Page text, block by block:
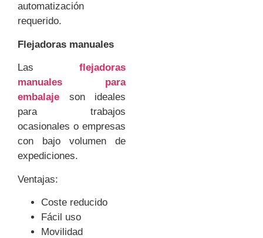
automatización
requerido.
Flejadoras manuales
Las flejadoras
manuales para
embalaje son ideales
para trabajos
ocasionales o empresas
con bajo volumen de
expediciones.
Ventajas:
Coste reducido
Fácil uso
Movilidad